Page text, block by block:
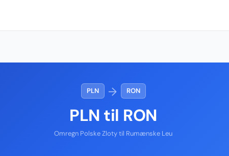
PLN → RON
PLN til RON
Omregn Polske Zloty til Rumænske Leu